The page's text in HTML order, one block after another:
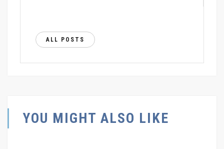
ALL POSTS
YOU MIGHT ALSO LIKE